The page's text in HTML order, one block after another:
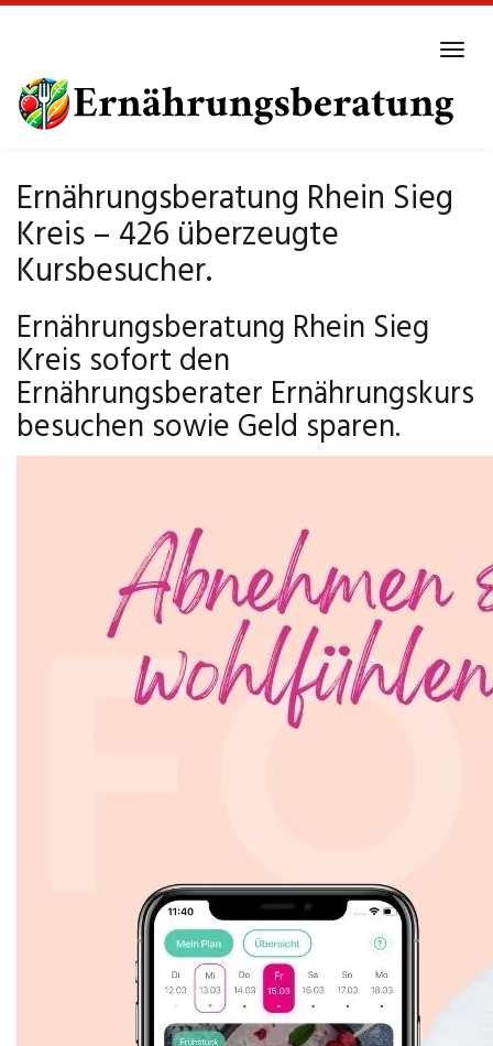
main
content
Ernährungsberatung Rhein Sieg
Kreis – 426 überzeugte
Kursbesucher.
Ernährungsberatung Rhein Sieg
Kreis sofort den
Ernährungsberater Ernährungskurs
besuchen sowie Geld sparen.